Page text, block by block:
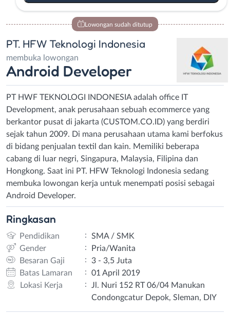
Lowongan sudah ditutup
PT. HFW Teknologi Indonesia
membuka lowongan
Android Developer
PT HWF TEKNOLOGI INDONESIA adalah office IT
Development, anak perusahaan sebuah ecommerce yang
berkantor pusat di jakarta (CUSTOM.CO.ID) yang berdiri
sejak tahun 2009. Di mana perusahaan utama kami berfokus
di bidang penjualan textil dan kain. Memiliki beberapa
cabang di luar negri, Singapura, Malaysia, Filipina dan
Hongkong. Saat ini PT. HFW Teknologi Indonesia sedang
membuka lowongan kerja untuk menempati posisi sebagai
Android Developer.
Ringkasan
Pendidikan :
SMA / SMK
Gender
:
Pria/Wanita
Besaran Gaji
:
3 - 3,5 Juta
Batas Lamaran
:
01 April 2019
Lokasi Kerja
:
Jl. Nuri 152 RT 06/04 Manukan
Condongcatur Depok, Sleman, DIY